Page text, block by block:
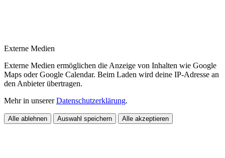
Externe Medien
Externe Medien ermöglichen die Anzeige von Inhalten wie Google
Maps oder Google Calendar. Beim Laden wird deine IP-Adresse an
den Anbieter übertragen.
Mehr in unsererDatenschutzerklärung.
Alle ablehnen Auswahl speichern Alle akzeptieren